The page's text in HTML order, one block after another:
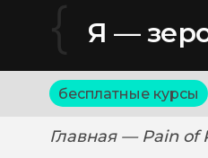
{ Я —
бесплатные курсы
Главная — Pain of